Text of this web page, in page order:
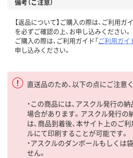
【返品について】ご購入の際は、ご利用ガ
を必ずご確認の上、お申し込みください。
ご購入の際は、ご利用ガイド「ご利用ガイ
申し込みください。
直送品のため、以下の点にご注意
・この商品には、アスクル発行の
場合があります。アスクル発行の
は、商品到着後、本サイト上のご
ルにて印刷することが可能です。
・アスクルのダンボールもしくは
せん。